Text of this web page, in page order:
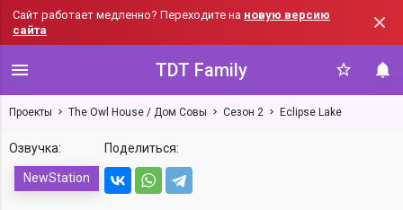
Сайт работает медленно? Переходите на новую версию
сайта
TDT Family
Проекты The Owl House / Дом Совы Сезон 2 Eclipse Lake
Озвучка:
NewStation
Поделиться: